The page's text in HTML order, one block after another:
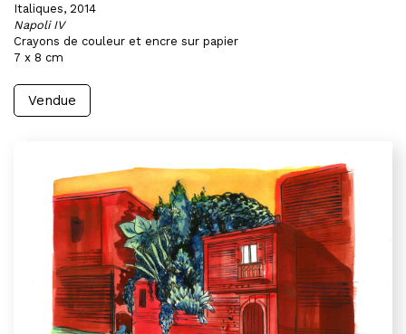
Italiques, 2014
Napoli IV
Crayons de couleur et encre sur papier
7 x 8 cm
Vendue